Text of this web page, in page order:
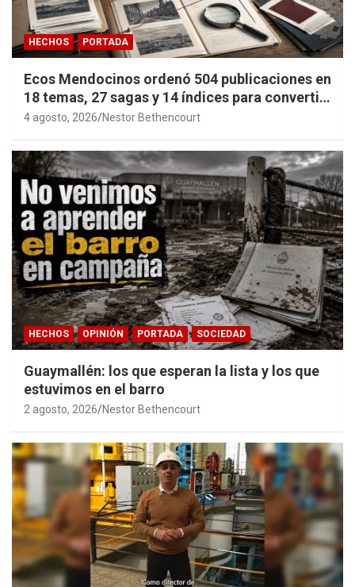
HECHOS PORTADA
Ecos Mendocinos ordenó 504 publicaciones en
18 temas, 27 sagas y 14 índices para convertir
años de investigación en memoria pública
4 agosto, 2026 Nestor Bethencourt
HECHOS OPINIÓN PORTADA SOCIEDAD
Guaymallén: los que esperan la lista y los que
estuvimos en el barro
2 agosto, 2026 Nestor Bethencourt